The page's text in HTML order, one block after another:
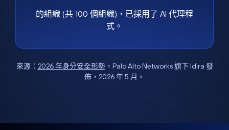
的組織 (共 100 個組織)，已採用了 AI 代理程
式。
來源： 2026 年身分安全形勢，Palo Alto Networks 旗下 Idira 發
佈，2026 年 5 月。